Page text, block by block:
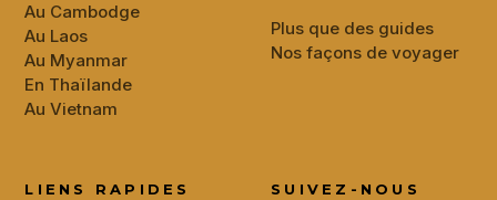
Au Cambodge
Au Laos
Au Myanmar
En Thaïlande
Au Vietnam
Plus que des guides
Nos façons de voyager
LIENS RAPIDES SUIVEZ-NOUS